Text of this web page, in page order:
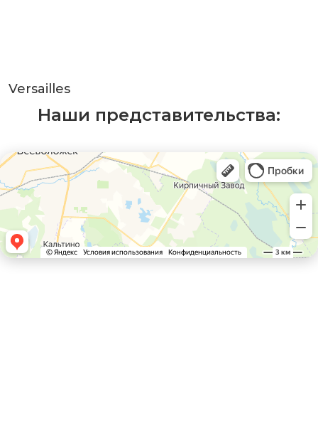
Versailles
Наши представительства: